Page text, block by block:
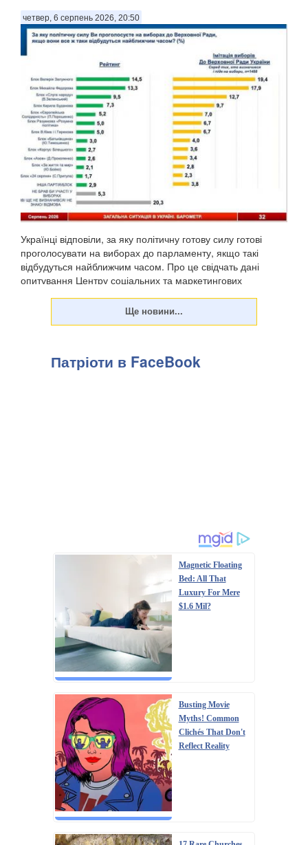
четвер, 6 серпень 2026, 20:50
Українці відповіли, за яку політичну готову силу готові
проголосувати на виборах до парламенту, якщо такі
відбудуться найближчим часом. Про це свідчать дані
опитування Центру соціальних та маркетингових
Патріоти в FaceBook
Magnetic Floating
Bed: All That
Luxury For Mere
$1.6 Mil?
Busting Movie
Myths! Common
Clichés That Don't
Reflect Reality